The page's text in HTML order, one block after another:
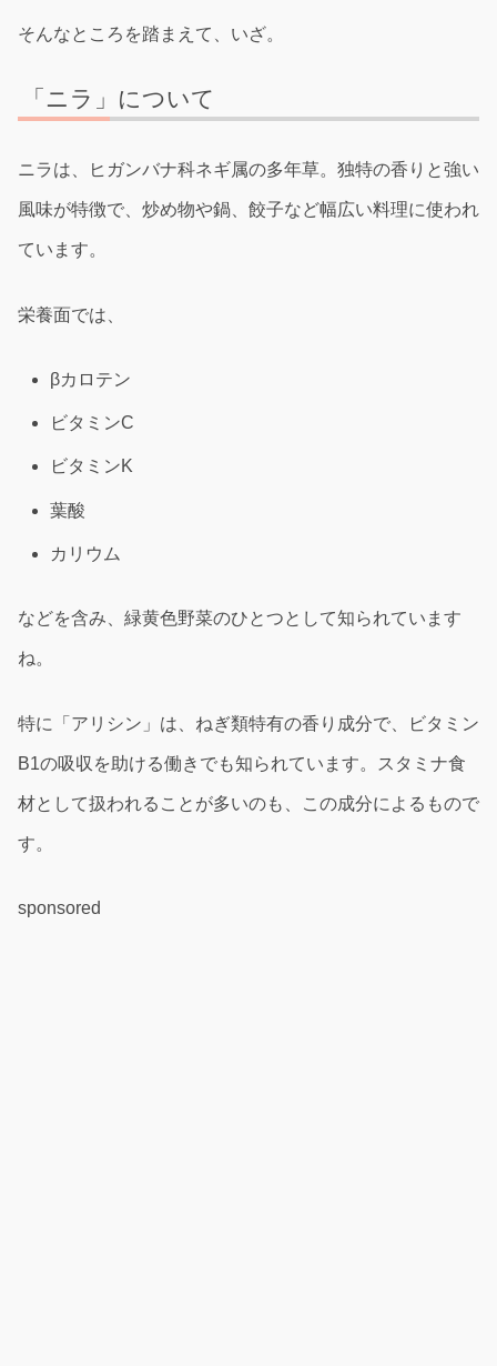
そんなところを踏まえて、いざ。
「ニラ」について
ニラは、ヒガンバナ科ネギ属の多年草。独特の香りと強い
風味が特徴で、炒め物や鍋、餃子など幅広い料理に使われ
ています。
栄養面では、
βカロテン
ビタミンC
ビタミンK
葉酸
カリウム
などを含み、緑黄色野菜のひとつとして知られています
ね。
特に「アリシン」は、ねぎ類特有の香り成分で、ビタミン
B1の吸収を助ける働きでも知られています。スタミナ食
材として扱われることが多いのも、この成分によるもので
す。
sponsored